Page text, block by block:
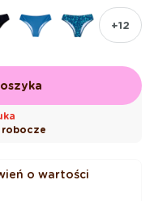
+12
robocze
o wartości